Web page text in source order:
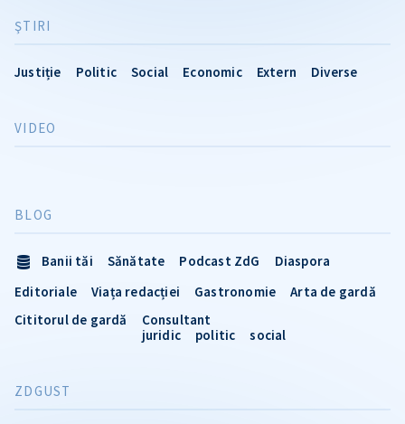
ŞTIRI
Justiție Politic Social Economic Extern Diverse
VIDEO
BLOG
Banii tăi Sănătate Podcast ZdG
Diaspora
Editoriale
Viața redacției Gastronomie
Arta de gardă
Cititorul de gardă
Consultant
juridic
politic social
ZDGUST